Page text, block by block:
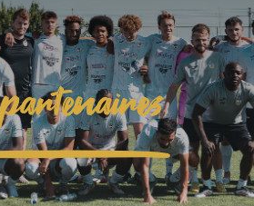
partenaires